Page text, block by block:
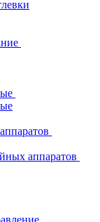
аппаратов